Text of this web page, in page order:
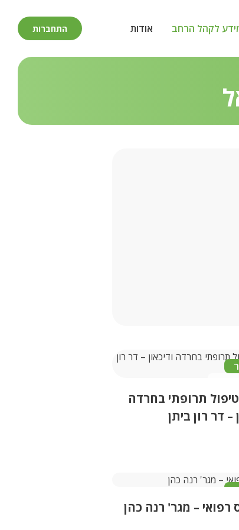
לקהל הרחב אודות התחברות
טיפול תרופתי בחרדה
– דר רון ביתן
26/
רפואי – מגר' רנה כהן